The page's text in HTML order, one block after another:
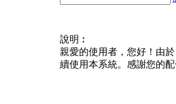
說明︰
親愛的使用者，您好！由
續使用本系統。感謝您的配